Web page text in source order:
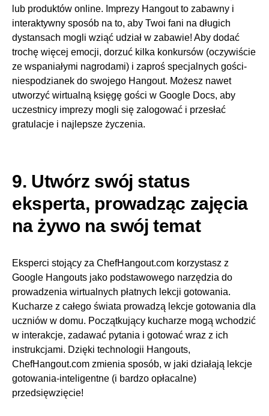
lub produktów online. Imprezy Hangout to zabawny i
interaktywny sposób na to, aby Twoi fani na długich
dystansach mogli wziąć udział w zabawie! Aby dodać
trochę więcej emocji, dorzuć kilka konkursów (oczywiście
ze wspaniałymi nagrodami) i zaproś specjalnych gości-
niespodzianek do swojego Hangout. Możesz nawet
utworzyć wirtualną księgę gości w Google Docs, aby
uczestnicy imprezy mogli się zalogować i przesłać
gratulacje i najlepsze życzenia.
9. Utwórz swój status
eksperta, prowadząc zajęcia
na żywo na swój temat
Eksperci stojący za ChefHangout.com korzystasz z
Google Hangouts jako podstawowego narzędzia do
prowadzenia wirtualnych płatnych lekcji gotowania.
Kucharze z całego świata prowadzą lekcje gotowania dla
uczniów w domu. Początkujący kucharze mogą wchodzić
w interakcje, zadawać pytania i gotować wraz z ich
instrukcjami. Dzięki technologii Hangouts,
ChefHangout.com zmienia sposób, w jaki działają lekcje
gotowania-inteligentne (i bardzo opłacalne)
przedsięwzięcie!